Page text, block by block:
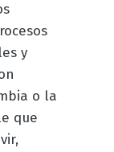
y
o la
que